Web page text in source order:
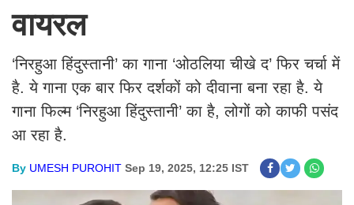
वायरल
‘निरहुआ हिंदुस्तानी’ का गाना ‘ओठलिया चीखे द’ फिर चर्चा में
है. ये गाना एक बार फिर दर्शकों को दीवाना बना रहा है. ये
गाना फिल्म ‘निरहुआ हिंदुस्तानी’ का है, लोगों को काफी पसंद
आ रहा है.
By UMESH PUROHIT Sep 19, 2025, 12:25 IST